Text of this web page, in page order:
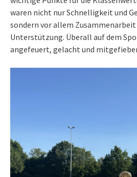
waren nicht nur Schnelligkeit und
sondern vor allem
Unterstützung. Überall auf dem
angefeuert, gelacht und